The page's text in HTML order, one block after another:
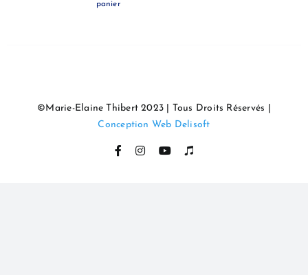
panier
©Marie-Elaine Thibert 2023 | Tous Droits Réservés |
Conception Web Delisoft
FacebookInstagramYouTube